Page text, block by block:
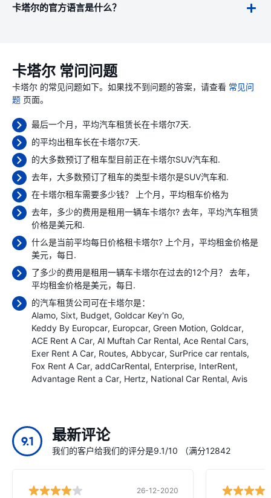
卡塔尔的官方语言是什么？
卡塔尔 常问问题
卡塔尔 的常见问题如下。如果找不到问题的答案，请查看 常见问
题 页面。
最后一个月，平均汽车租赁长在卡塔尔7天.
的平均出租车长在卡塔尔7天.
的大多数预订了租车型目前正在卡塔尔SUV汽车和.
去年，大多数预订了租车的类型卡塔尔是SUV汽车和.
在卡塔尔租车需要多少钱？ 上个月，平均租车价格为
去年，多少的费用是租用一辆车卡塔尔? 去年，平均汽车租赁
价格是美元和.
什么是当前平均每日价格租卡塔尔? 上个月，平均租金价格是
美元，每日.
了多少的费用是租用一辆车卡塔尔在过去的12个月？ 去年，
平均租金价格是美元，每日.
的汽车租赁公司可在卡塔尔是：
Alamo Sixt Budget Goldcar Key'n Go
Keddy By Europcar Europcar Green Motion Goldcar
ACE Rent A Car Al Muftah Car Rental Ace Rental Cars
Exer Rent A Car Routes Abbycar SurPrice car rentals
Fox Rent A Car addCarRental Enterprise InterRent
Advantage Rent a Car Hertz National Car Rental Avis
9.1 最新评论
我们的客户给我们的评分是9.1/10 （满分12842
26-12-2020